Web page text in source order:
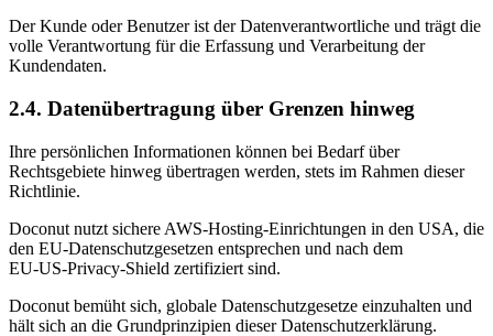
Der Kunde oder Benutzer ist der Datenverantwortliche und trägt die
volle Verantwortung für die Erfassung und Verarbeitung der
Kundendaten.
2.4. Datenübertragung über Grenzen hinweg
Ihre persönlichen Informationen können bei Bedarf über
Rechtsgebiete hinweg übertragen werden, stets im Rahmen dieser
Richtlinie.
Doconut nutzt sichere AWS-Hosting-Einrichtungen in den USA, die
den EU-Datenschutzgesetzen entsprechen und nach dem
EU‑US‑Privacy‑Shield zertifiziert sind.
Doconut bemüht sich, globale Datenschutzgesetze einzuhalten und
hält sich an die Grundprinzipien dieser Datenschutzerklärung.